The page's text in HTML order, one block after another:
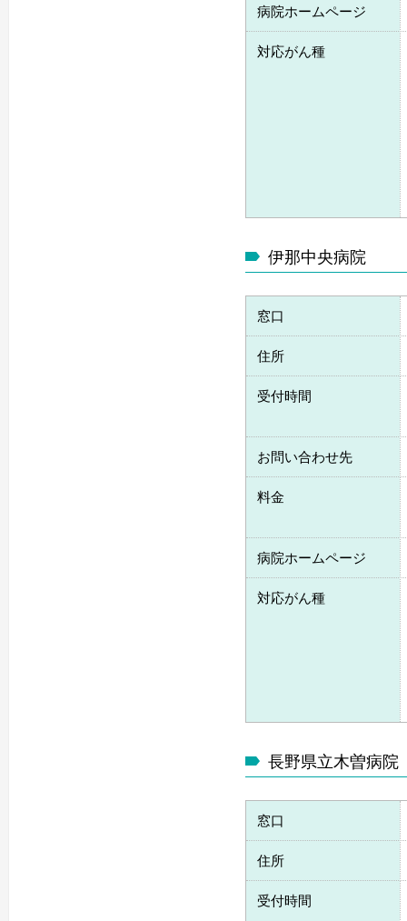
病院ホームページ
対応がん種
伊那中央病院
窓口
住所
受付時間
お問い合わせ先
料金
病院ホームページ
対応がん種
長野県立木曽病院
窓口
住所
受付時間